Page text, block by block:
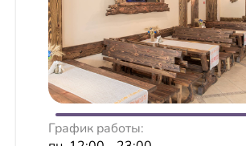
График работы: